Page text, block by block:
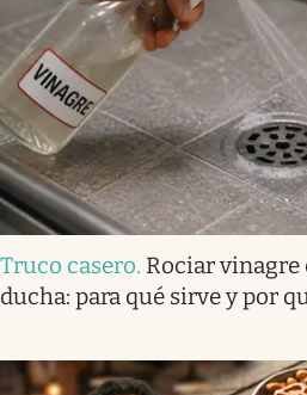
Truco casero. Rociar vinagre
ducha: para qué sirve y por